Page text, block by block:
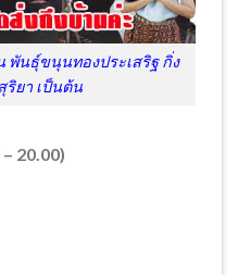
พันธุ์ขนุนทองประเสริฐ กิ่ง
ยา เป็นต้น
20.00)